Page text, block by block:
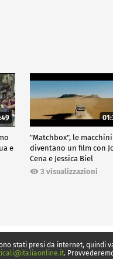
e
"Matchbox", le
diventano un film con
Cena e Jessica Biel
3 visualizzazioni
stati presi da internet,
.